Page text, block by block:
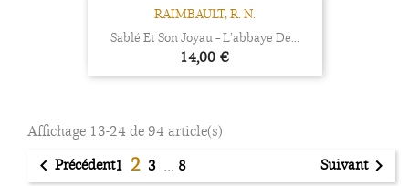
RAIMBAULT, R. N.
Sablé Et Son Joyau – L’abbaye De...
Prix
14,00 €
Affichage 13-24 de 94 article(s)
 Précédent1 2 3 … 8 Suivant